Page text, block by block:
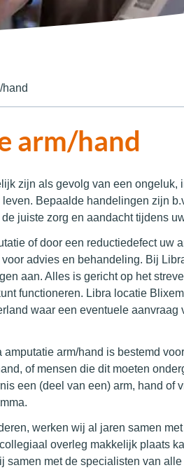
arm/hand
zijn als gevolg van een ongeluk,
Bepaalde handelingen zijn
juiste zorg en aandacht tijdens
of door een reductiedefect uw
advies en behandeling. Bij
aan. Alles is gericht op het
functioneren. Libra locatie
waar een eventuele aanvraag
amputatie arm/hand is bestemd
of mensen die dit moeten
een (deel van een) arm, hand of
werken wij al jaren samen
overleg makkelijk plaats
samen met de specialisten van